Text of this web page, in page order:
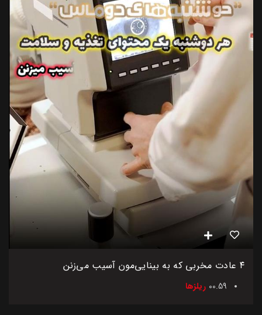
۴ عادت مخربی که به بینایی‌مون آسیب می‌زنن
00.59 ریلزها